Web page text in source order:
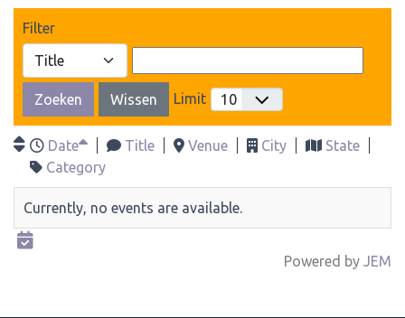
Filter
Zoeken Wissen Limit
Date Title Venue City
State
Category
Currently, no events are available.
Powered by JEM